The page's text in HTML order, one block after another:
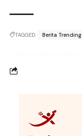
TAGGED: Berita Trending